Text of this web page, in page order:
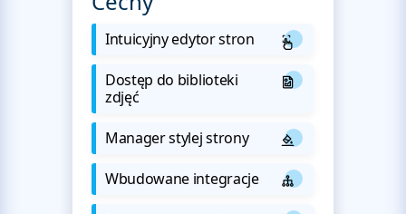
Intuicyjny edytor stron
Dostęp do biblioteki
zdjęć
Manager stylej strony
Wbudowane integracje